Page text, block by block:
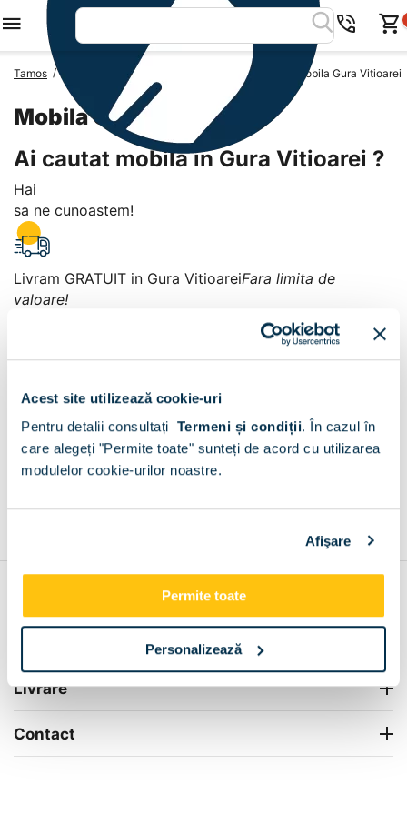
Acest site utilizează cookie-uri
Pentru detalii consultați Termeni și condiții. În cazul în
care alegeți "Permite toate" sunteți de acord cu utilizarea
modulelor cookie-urilor noastre.
Afişare
Permite toate
Personalizează
Tamos / Mobila Romania Mobila Judetul Prahova Mobila Gura Vitioarei
Mobila Gura Vitioarei
Ai cautat mobila in Gura Vitioarei ?
Hai
sa ne cunoastem!
Livram GRATUIT in Gura VitioareiFara limita de
valoare!
Plata la livrare sau in magazin
+
Grantie de producator 24 luni Rezolvam orice situatie!
Livrare
Contact